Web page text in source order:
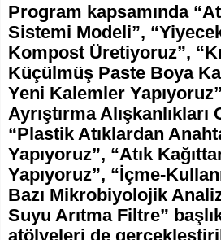
Program kapsamında
Sistemi Modeli”,
Kompost Üretiyoruz”,
Küçülmüş Paste Boya
Yeni Kalemler
Ayrıştırma
“Plastik Atıklardan
Yapıyoruz”, “Atık
Yapıyoruz”, “İçme-
Bazı Mikrobiyolojik
Suyu Arıtma Filtre”
atölyeleri de